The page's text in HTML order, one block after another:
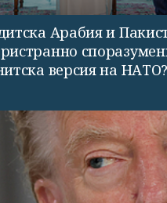
Арабия и
версия на НАТО?